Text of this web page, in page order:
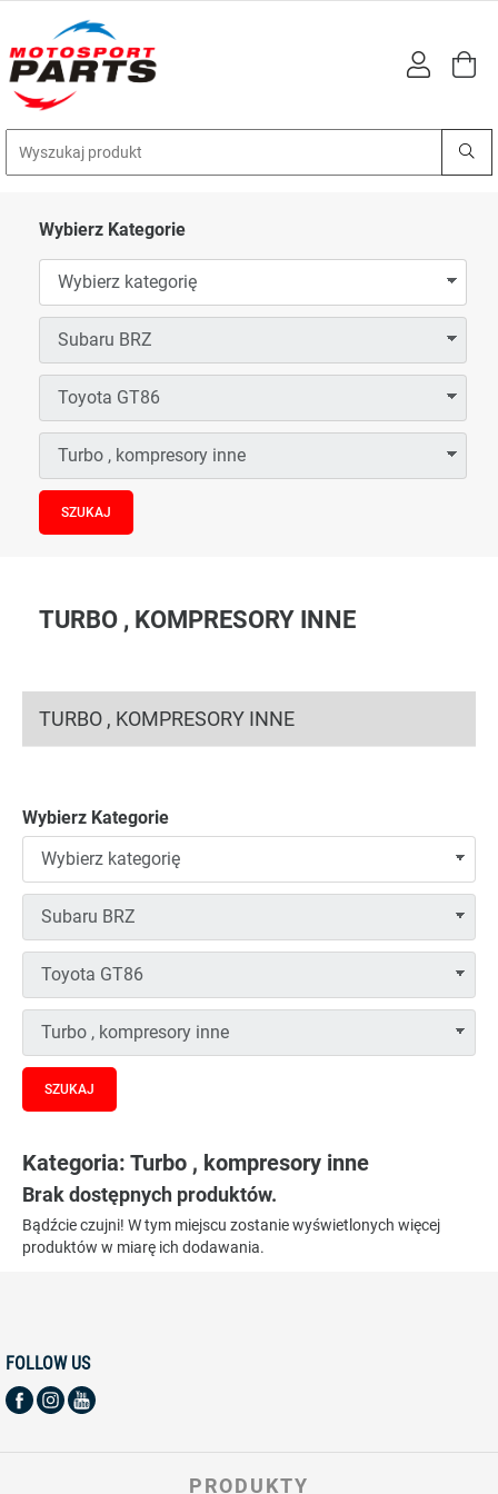
Wybierz Kategorie
TURBO , KOMPRESORY INNE
TURBO , KOMPRESORY INNE
Wybierz Kategorie
Kategoria: Turbo , kompresory inne
Brak dostępnych produktów.
Bądźcie czujni! W tym miejscu zostanie wyświetlonych więcej
produktów w miarę ich dodawania.
FOLLOW US
PRODUKTY